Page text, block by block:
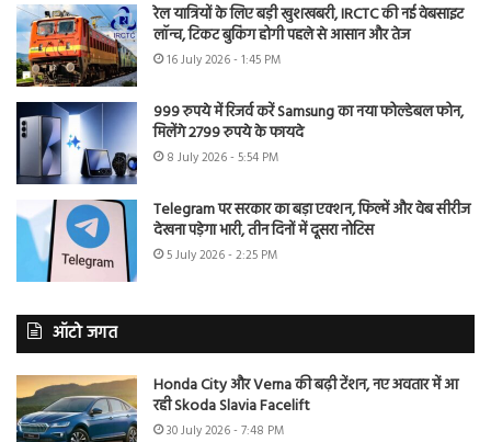
रेल यात्रियों के लिए बड़ी खुशखबरी, IRCTC की नई वेबसाइट
लॉन्च, टिकट बुकिंग होगी पहले से आसान और तेज
16 July 2026 - 1:45 PM
999 रुपये में रिजर्व करें Samsung का नया फोल्डेबल फोन,
मिलेंगे 2799 रुपये के फायदे
8 July 2026 - 5:54 PM
Telegram पर सरकार का बड़ा एक्शन, फिल्में और वेब सीरीज
देखना पड़ेगा भारी, तीन दिनों में दूसरा नोटिस
5 July 2026 - 2:25 PM
ऑटो जगत
Honda City और Verna की बढ़ी टेंशन, नए अवतार में आ
रही Skoda Slavia Facelift
30 July 2026 - 7:48 PM